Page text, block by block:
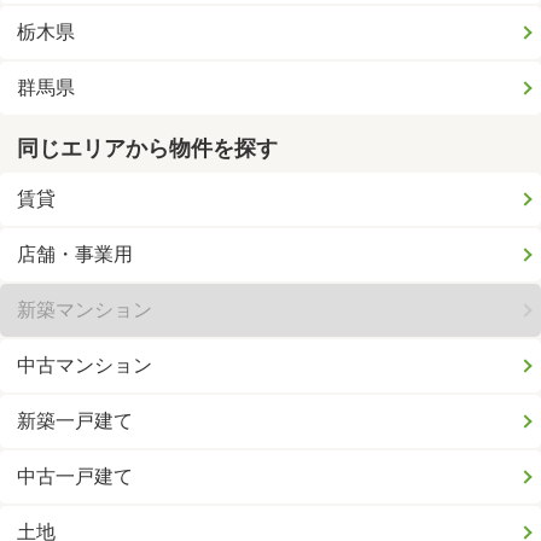
栃木県
群馬県
同じエリアから物件を探す
賃貸
店舗・事業用
新築マンション
中古マンション
新築一戸建て
中古一戸建て
土地